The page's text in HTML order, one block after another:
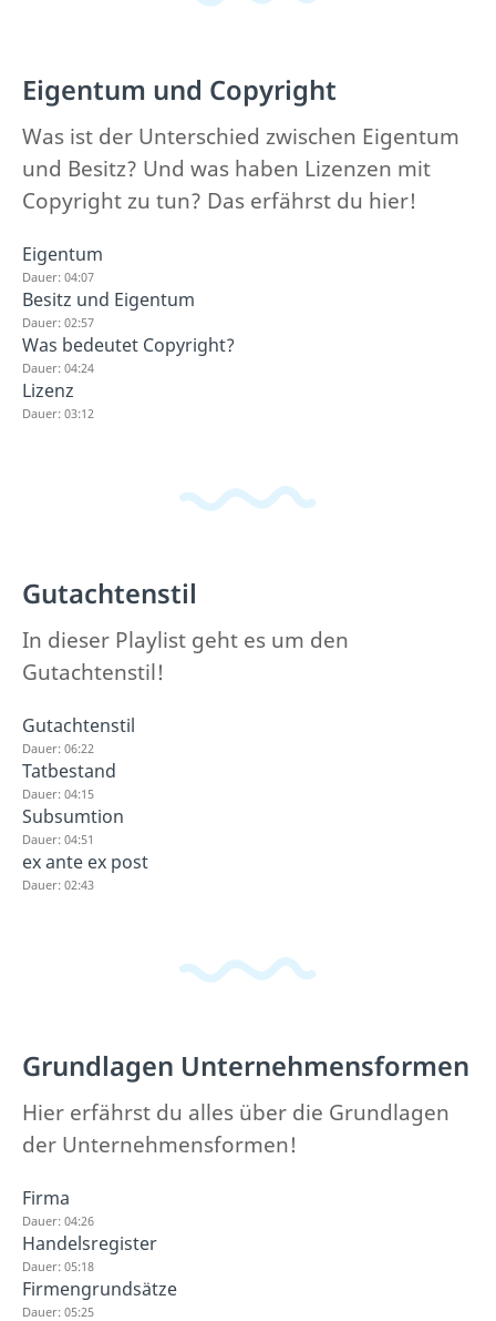
Eigentum und Copyright
Was ist der Unterschied zwischen Eigentum
und Besitz? Und was haben Lizenzen mit
Copyright zu tun? Das erfährst du hier!
Eigentum
Dauer: 04:07
Besitz und Eigentum
Dauer: 02:57
Was bedeutet Copyright?
Dauer: 04:24
Lizenz
Dauer: 03:12
Gutachtenstil
In dieser Playlist geht es um den
Gutachtenstil!
Gutachtenstil
Dauer: 06:22
Tatbestand
Dauer: 04:15
Subsumtion
Dauer: 04:51
ex ante ex post
Dauer: 02:43
Grundlagen Unternehmensformen
Hier erfährst du alles über die Grundlagen
der Unternehmensformen!
Firma
Dauer: 04:26
Handelsregister
Dauer: 05:18
Firmengrundsätze
Dauer: 05:25